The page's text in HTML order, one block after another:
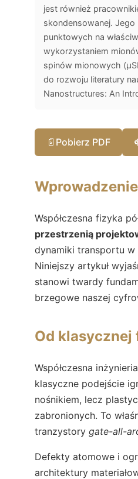
jest również
skondensowanej. Jego
punktowych na
wykorzystaniem
spinów mionowych
do rozwoju literatury
Nanostructures: An
📄 Pobierz PDF
Współczesna fizyka
przestrzenią
dynamiki transportu w
Niniejszy artykuł
stanowi twardy
brzegowe naszej
Od
Współczesna
klasyczne podejście
nośnikiem, lecz
zabronionych. To
tranzystory gate-all-
Defekty atomowe i
architektury